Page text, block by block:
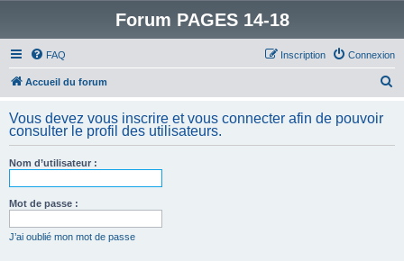
Forum PAGES 14-18
FAQ Connexion
Inscription
Accueil du forum
h
Vous devez vous inscrire et vous connecter afin de pouvoir
consulter le profil des utilisateurs.
Nom d’utilisateur :
Mot de passe :
J’ai oublié mon mot de passe